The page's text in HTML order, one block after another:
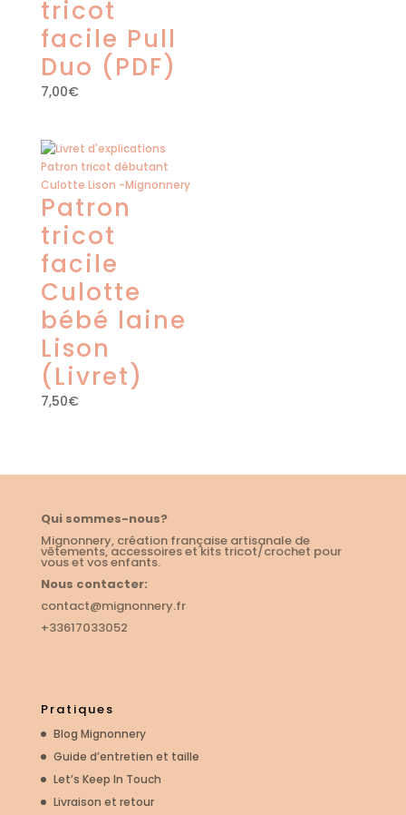
tricot
facile Pull
Duo (PDF)
7,00€
Patron
tricot
facile
Culotte
bébé laine
Lison
(Livret)
7,50€
Qui sommes-nous?
Mignonnery, création française artisanale de
vêtements, accessoires et kits tricot/crochet pour
vous et vos enfants.
Nous contacter:
contact@mignonnery.fr
+33617033052
Pratiques
Blog Mignonnery
Guide d’entretien et taille
Let’s Keep In Touch
Livraison et retour